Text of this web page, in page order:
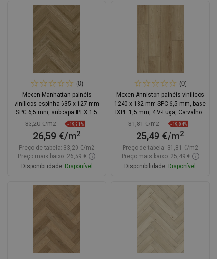
Adicionar
Favoritos
Adicionar
(0)
Mexen Manhattan painéis
vinílicos espinha 635 x 127 mm
SPC 6,5 mm, subcapa IPEX 1,5
mm, 4 V-Fuga, Carvalho
33,20 €/m2 -19,91%
26,59 €/m2
Preço de tabela: 33,20 €/m2
Preço mais baixo: 26,59 €
Disponibilidade: Disponível
Adicionar
(0)
Mexen Anniston painéis vinílicos
1240 x 182 mm SPC 6,5 mm, base
IXPE 1,5 mm, 4 V-Fuga, Carvalho -
F1038-1240-182-505-4V1-01
31,81 €/m2 -19,84%
25,49 €/m2
Preço de tabela: 31,81 €/m2
Preço mais baixo: 25,49 €
Disponibilidade: Disponível
Adicionar